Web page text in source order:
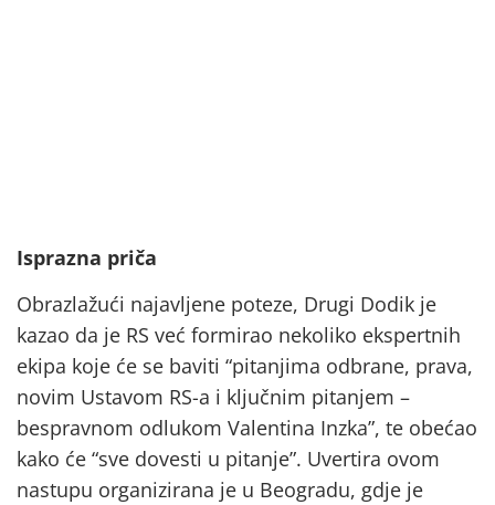
Isprazna priča
Obrazlažući najavljene poteze, Drugi Dodik je
kazao da je RS već formirao nekoliko ekspertnih
ekipa koje će se baviti “pitanjima odbrane, prava,
novim Ustavom RS-a i ključnim pitanjem –
bespravnom odlukom Valentina Inzka”, te obećao
kako će “sve dovesti u pitanje”. Uvertira ovom
nastupu organizirana je u Beogradu, gdje je